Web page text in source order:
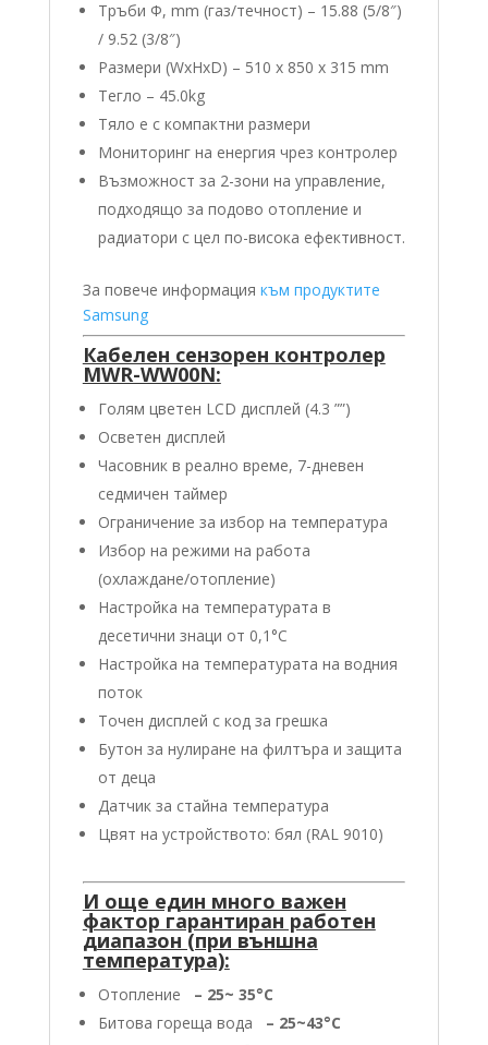
Тръби Φ, mm (газ/течност) – 15.88 (5/8″)
/ 9.52 (3/8″)
Размери (WxHxD) – 510 x 850 x 315 mm
Тегло – 45.0kg
Тяло е с компактни размери
Мониторинг на енергия чрез контролер
Възможност за 2-зони на управление,
подходящо за подово отопление и
радиатори с цел по-висока ефективност.
За повече информация към продуктите
Samsung
Кабелен сензорен контролер
MWR-WW00N:
Голям цветен LCD дисплей (4.3 ””)
Осветен дисплей
Часовник в реално време, 7-дневен
седмичен таймер
Ограничение за избор на температура
Избор на режими на работа
(охлаждане/отопление)
Настройка на температурата в
десетични знаци от 0,1°C
Настройка на температурата на водния
поток
Точен дисплей с код за грешка
Бутон за нулиране на филтъра и защита
от деца
Датчик за стайна температура
Цвят на устройството: бял (RAL 9010)
И още един много важен
фактор гарантиран работен
диапазон (при външна
температура):
Отопление – 25~ 35°C
Битова гореща вода – 25~43°C